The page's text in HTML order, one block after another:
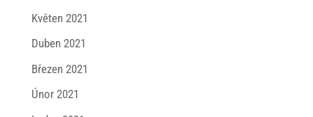
Květen 2021
Duben 2021
Březen 2021
Únor 2021